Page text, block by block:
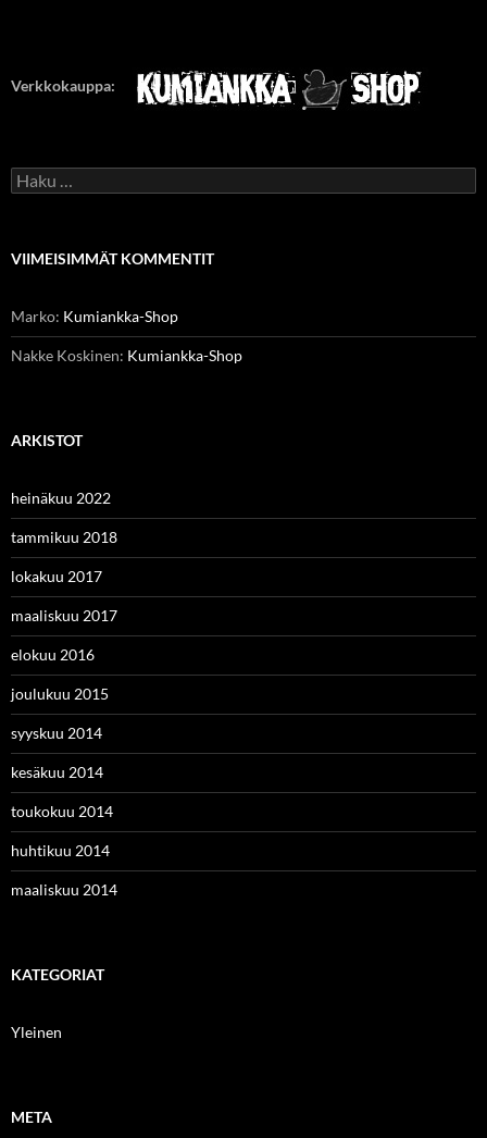
Verkkokauppa:
Haku:
VIIMEISIMMÄT KOMMENTIT
Marko: Kumiankka-Shop
Nakke Koskinen: Kumiankka-Shop
ARKISTOT
heinäkuu 2022
tammikuu 2018
lokakuu 2017
maaliskuu 2017
elokuu 2016
joulukuu 2015
syyskuu 2014
kesäkuu 2014
toukokuu 2014
huhtikuu 2014
maaliskuu 2014
KATEGORIAT
Yleinen
META